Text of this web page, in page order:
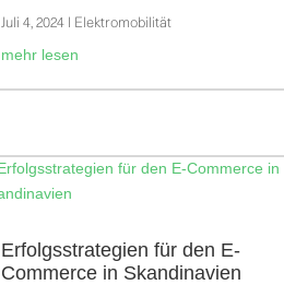
Juli 4, 2024| Elektromobilität
mehr lesen
Erfolgsstrategien für den E-
Commerce in Skandinavien